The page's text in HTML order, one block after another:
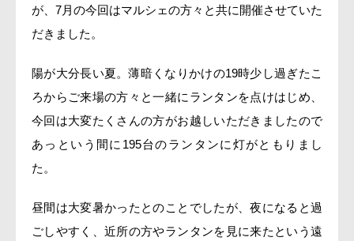
が、7月の今回はマルシェの方々と共に開催させていた
だきました。
陽が大分長い夏。薄暗くなりかけの19時少し過ぎたこ
ろからご来場の方々と一緒にランタンを点けはじめ、
今回は大変たくさんの方がお越しいただきましたので
あっという間に195台のランタンに灯がともりまし
た。
昼間は大変暑かったとのことでしたが、夜になると過
ごしやすく、近所の方やランタンを見に来たという遠